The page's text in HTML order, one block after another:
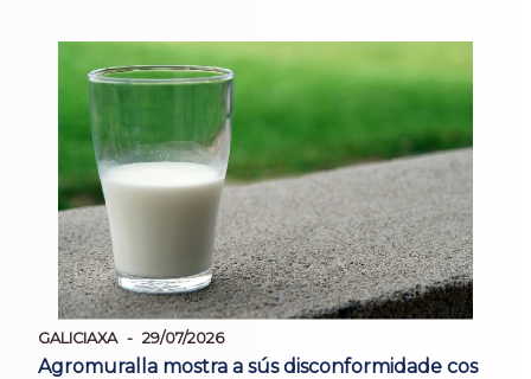
GALICIAXA 29/07/2026
Agromuralla mostra a sús disconformidade cos